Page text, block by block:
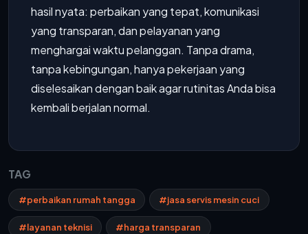
hasil nyata: perbaikan yang tepat, komunikasi
yang transparan, dan pelayanan yang
menghargai waktu pelanggan. Tanpa drama,
tanpa kebingungan, hanya pekerjaan yang
diselesaikan dengan baik agar rutinitas Anda bisa
kembali berjalan normal.
TAG
#perbaikan rumah tangga #jasa servis mesin cuci
#layanan teknisi #harga transparan